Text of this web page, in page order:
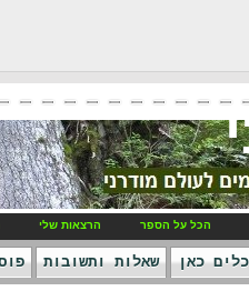
הכל על הספר הרצאות שלי
כאן שאלות ותשובות